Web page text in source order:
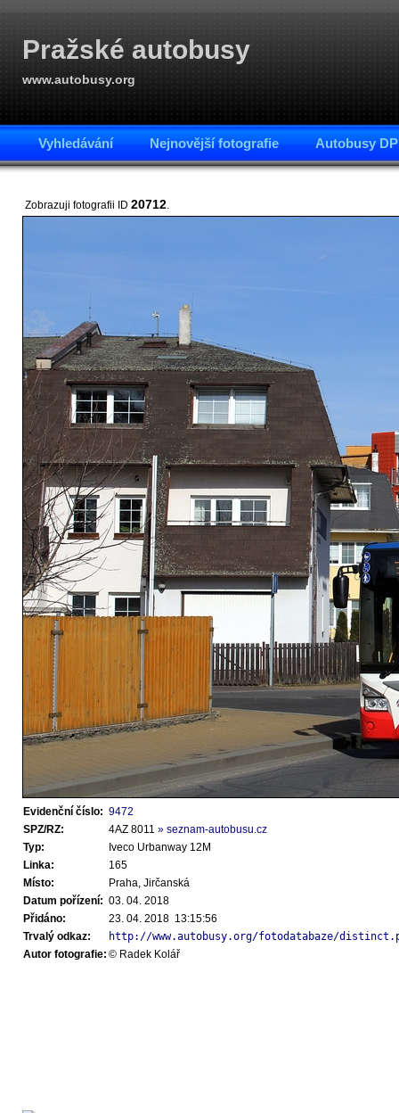
Pražské autobusy
www.autobusy.org
Vyhledávání Nejnovější fotografie Autobusy
Zobrazuji fotografii ID 20712.
Evidenční číslo: 9472
SPZ/RZ:
4AZ 8011 » seznam-autobusu.cz
Typ:
Iveco Urbanway 12M
Linka:
165
Místo:
Praha, Jirčanská
Datum pořízení: 03. 04. 2018
Přidáno:
23. 04. 2018 13:15:56
Trvalý odkaz:
http://www.autobusy.org/fotodatabaze/
Autor fotografie: © Radek Kolář